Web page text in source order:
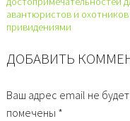
авантюристов и охотников
привидениями
ДОБАВИТЬ
Ваш адрес email не
помечены *